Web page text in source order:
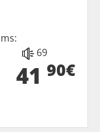
69
41 90€